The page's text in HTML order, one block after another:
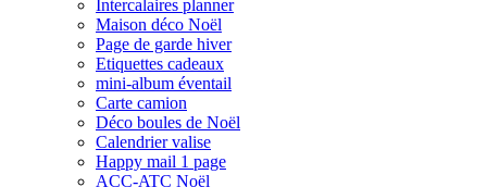
Intercalaires planner
Maison déco Noël
Page de garde hiver
Etiquettes cadeaux
mini-album éventail
Carte camion
Déco boules de Noël
Calendrier valise
Happy mail 1 page
ACC-ATC Noël